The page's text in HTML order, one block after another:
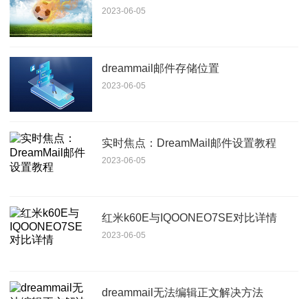
2023-06-05
dreammail邮件存储位置
2023-06-05
实时焦点：DreamMail邮件设置教程
2023-06-05
红米k60E与IQOONEO7SE对比详情
2023-06-05
dreammail无法编辑正文解决方法